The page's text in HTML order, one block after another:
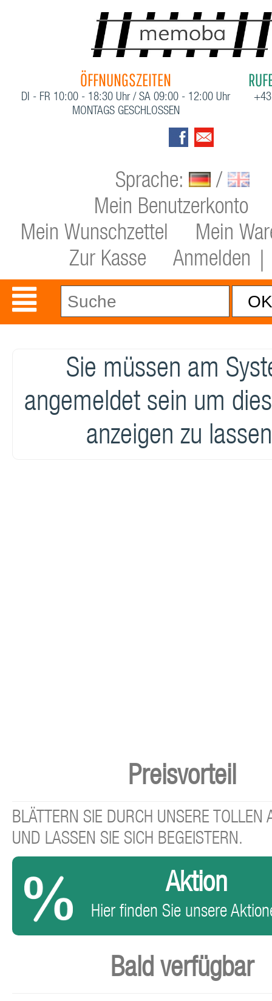
ÖFFNUNGSZEITEN
DI - FR 10:00 - 18:30 Uhr / SA 09:00 - 12:00 Uhr
MONTAGS GESCHLOSSEN
Sprache:
/
Mein Benutzerkonto
Mein Wunschzettel
Mein
Zur Kasse
Anmelden
Sie müssen am
angemeldet sein um
anzeigen zu
Preisvorteil
BLÄTTERN SIE DURCH UNSERE TOLLEN
UND LASSEN SIE SICH BEGEISTERN.
Aktion
Hier finden Sie unsere
Bald verfügbar